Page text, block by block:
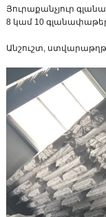
Յուրաքանչյուր
8 կամ 10 գլանափաթեթ
Անշուշտ,